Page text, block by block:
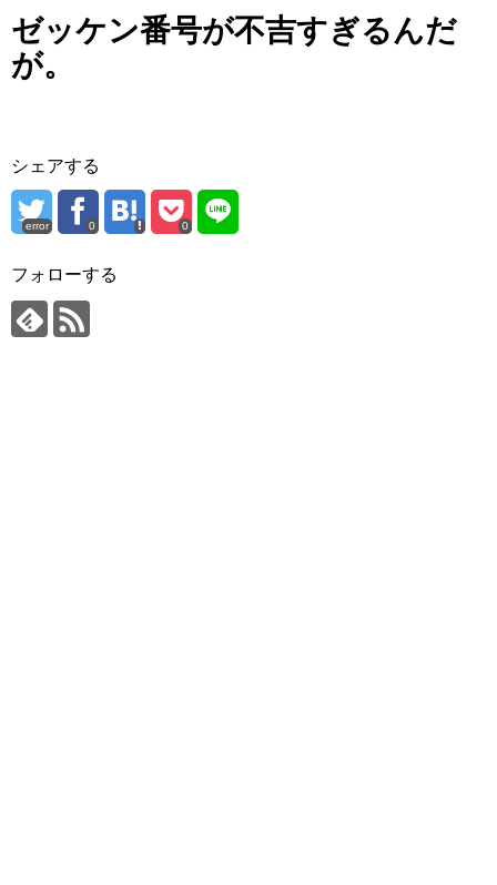
ゼッケン番号が不吉すぎるんだ
が。
シェアする
error 0 0
フォローする